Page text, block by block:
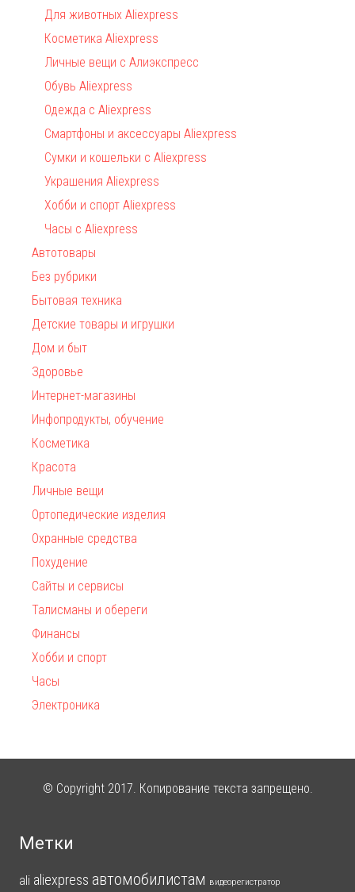
Для животных Aliexpress
Косметика Aliexpress
Личные вещи с Алиэкспресс
Обувь Aliexpress
Одежда с Aliexpress
Смартфоны и аксессуары Aliexpress
Сумки и кошельки с Aliexpress
Украшения Aliexpress
Хобби и спорт Aliexpress
Часы с Aliexpress
Автотовары
Без рубрики
Бытовая техника
Детские товары и игрушки
Дом и быт
Здоровье
Интернет-магазины
Инфопродукты, обучение
Косметика
Красота
Личные вещи
Ортопедические изделия
Охранные средства
Похудение
Сайты и сервисы
Талисманы и обереги
Финансы
Хобби и спорт
Часы
Электроника
© Copyright 2017. Копирование текста запрещено.
Метки
ali aliexpress автомобилистам видеорегистратор